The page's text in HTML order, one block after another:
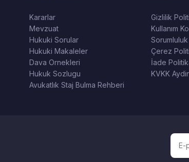
Kararlar
Mevzuat
Hukuki Sorular
Hukuki Makaleler
Dava Ornekleri
Hukuk Sozlugu
Avukatlık Staj Bulma Rehberi
Gizlilik
Kullanım
Çerez
İade
KVKK